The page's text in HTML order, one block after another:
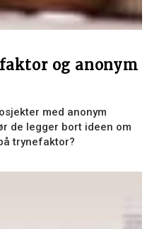
og anonym
med anonym
de legger bort ideen om
trynefaktor?